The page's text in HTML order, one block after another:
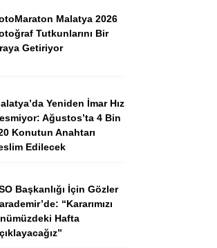
Malatya 2026
Tutkunlarını Bir
Getiriyor
Yeniden İmar Hız
Ağustos’ta 4 Bin
Konutun Anahtarı
Edilecek
Başkanlığı İçin Gözler
“Kararımızı
Hafta